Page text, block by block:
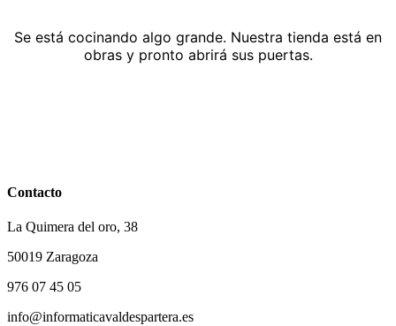
Se está cocinando algo grande. Nuestra tienda está en
obras y pronto abrirá sus puertas.
Contacto
La Quimera del oro, 38
50019 Zaragoza
976 07 45 05
info@informaticavaldespartera.es